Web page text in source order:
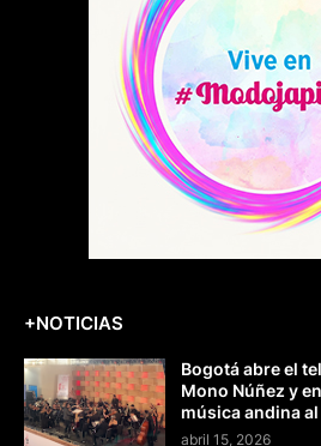
+NOTICIAS
Bogotá abre el
Mono Núñez y
música andina
abril 15, 2026